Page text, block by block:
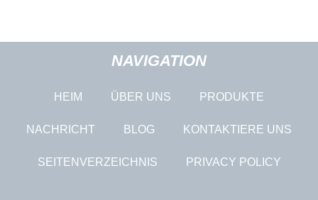
NAVIGATION
HEIM ÜBER UNS PRODUKTE
NACHRICHT BLOG KONTAKTIERE UNS
SEITENVERZEICHNIS PRIVACY POLICY